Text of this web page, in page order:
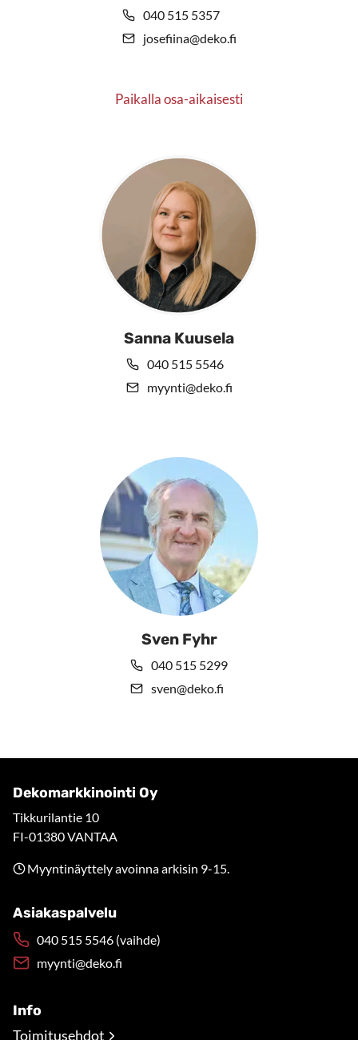
040 515 5357
josefiina@deko.fi
Paikalla osa-aikaisesti
Sanna Kuusela
040 515 5546
myynti@deko.fi
Sven Fyhr
040 515 5299
sven@deko.fi
Dekomarkkinointi Oy
Tikkurilantie 10
FI-01380 VANTAA
Myyntinäyttely avoinna arkisin 9-15.
Asiakaspalvelu
040 515 5546 (vaihde)
myynti@deko.fi
Info
Toimitusehdot